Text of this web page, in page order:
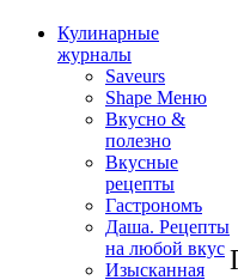
Кулинарные
журналы
Saveurs
Shape Меню
Вкусно &
полезно
Вкусные
рецепты
Гастрономъ
Даша. Рецепты
на любой вкус
Изысканная